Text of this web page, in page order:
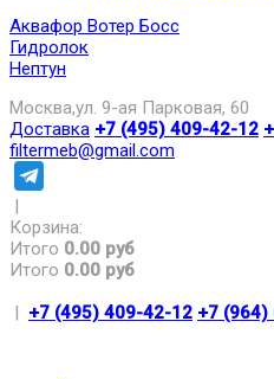
Аквафор Вотер Босс
Гидролок
Нептун
Москва,ул. 9-ая Парковая, 60
Доставка +7 (495) 409-42-12
filtermeb@gmail.com
|
Корзина:
Итого 0.00 руб
Итого 0.00 руб
| +7 (495) 409-42-12 +7